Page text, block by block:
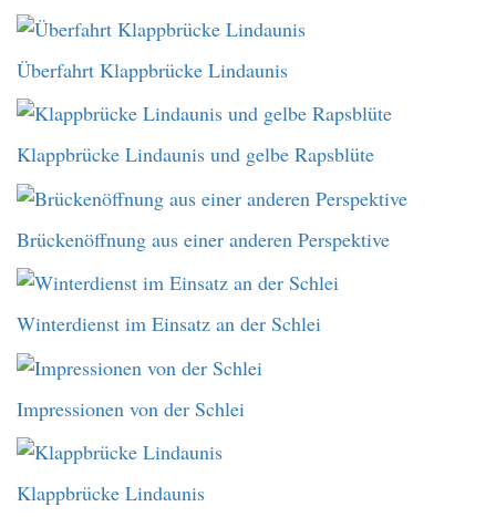
Überfahrt Klappbrücke Lindaunis
Klappbrücke Lindaunis und gelbe Rapsblüte
Brückenöffnung aus einer anderen Perspektive
Winterdienst im Einsatz an der Schlei
Impressionen von der Schlei
Klappbrücke Lindaunis